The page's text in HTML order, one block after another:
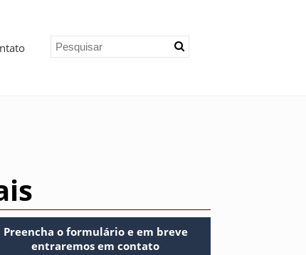
Preencha o formulário e em breve
entraremos em contato